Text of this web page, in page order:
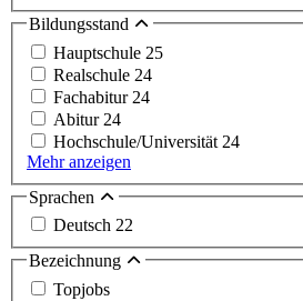
Bildungsstand
Hauptschule 25
Realschule 24
Fachabitur 24
Abitur 24
Hochschule/Universität 24
Mehr anzeigen
Sprachen
Deutsch 22
Bezeichnung
Topjobs